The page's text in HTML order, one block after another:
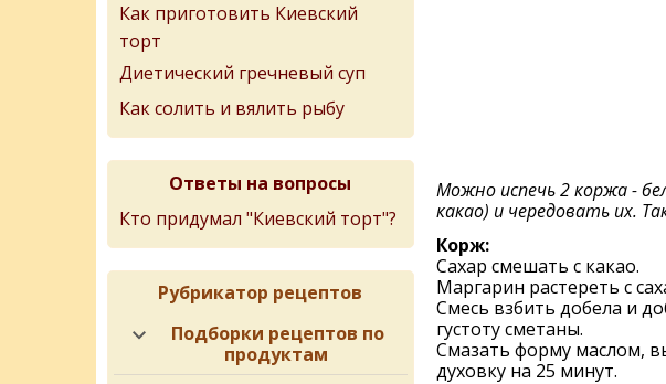
Можно испечь 2 коржа -
какао) и чередовать их.
Корж:
Сахар смешать с какао.
Маргарин растереть с
Смесь взбить добела и
густоту сметаны.
Смазать форму маслом,
духовку на 25 минут.
Как приготовить Киевский
торт
Диетический гречневый суп
Как солить и вялить рыбу
Ответы на вопросы
Кто придумал "Киевский торт"?
Рубрикатор рецептов
Подборки рецептов по
продуктам